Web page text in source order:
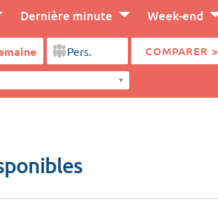
Dernière minute Week-end
COMPARER >